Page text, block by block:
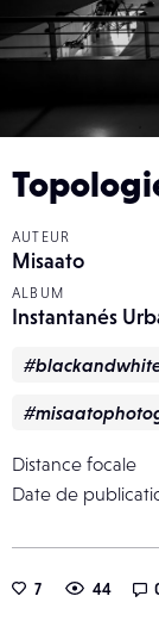
AUTEUR
Misaato
ALBUM
Instantanés
Distance focale
Date de
7 44